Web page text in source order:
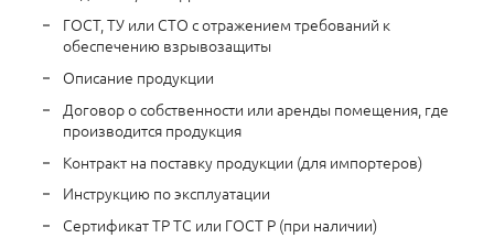
ГОСТ, ТУ или СТО с отражением требований к
обеспечению взрывозащиты
Описание продукции
Договор о собственности или аренды помещения, где
производится продукция
Контракт на поставку продукции (для импортеров)
Инструкцию по эксплуатации
Сертификат ТР ТС или ГОСТ Р (при наличии)